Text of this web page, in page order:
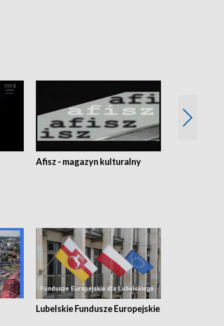
Afisz - magazyn kulturalny
Lubelskie Fundusze Europejskie